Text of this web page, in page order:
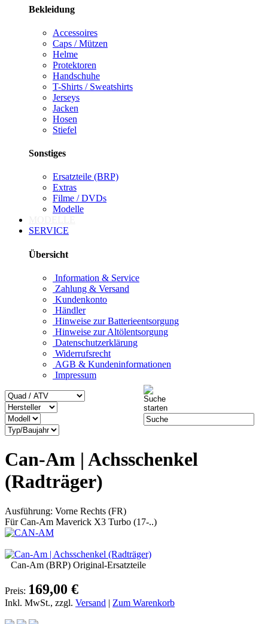
Bekleidung
Accessoires
Caps / Mützen
Helme
Protektoren
Handschuhe
T-Shirts / Sweatshirts
Jerseys
Jacken
Hosen
Stiefel
Sonstiges
Ersatzteile (BRP)
Extras
Filme / DVDs
Modelle
SERVICE
Übersicht
Information & Service
Zahlung & Versand
Kundenkonto
Händler
Hinweise zur Batterieentsorgung
Hinweise zur Altölentsorgung
Datenschutzerklärung
Widerrufsrecht
AGB & Kundeninformationen
Impressum
Can-Am | Achsschenkel
(Radträger)
Ausführung: Vorne Rechts (FR)
Für Can-Am Maverick X3 Turbo (17-..)
Can-Am (BRP) Original-Ersatzteile
Preis: 169,00 €
Inkl. MwSt., zzgl. Versand | Zum Warenkorb